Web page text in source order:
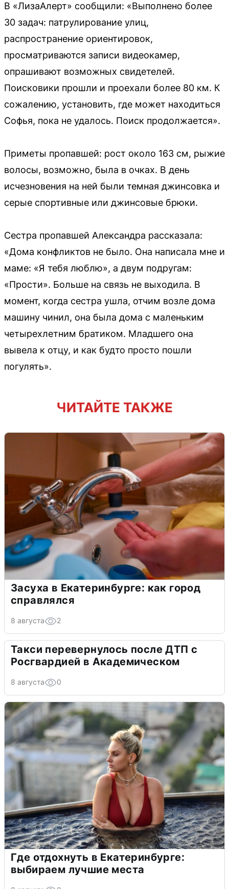
В «ЛизаАлерт» сообщили: «Выполнено более
30 задач: патрулирование улиц,
распространение ориентировок,
просматриваются записи видеокамер,
опрашивают возможных свидетелей.
Поисковики прошли и проехали более 80 км. К
сожалению, установить, где может находиться
Софья, пока не удалось. Поиск продолжается».
Приметы пропавшей: рост около 163 см, рыжие
волосы, возможно, была в очках. В день
исчезновения на ней были темная джинсовка и
серые спортивные или джинсовые брюки.
Сестра пропавшей Александра рассказала:
«Дома конфликтов не было. Она написала мне и
маме: «Я тебя люблю», а двум подругам:
«Прости». Больше на связь не выходила. В
момент, когда сестра ушла, отчим возле дома
машину чинил, она была дома с маленьким
четырехлетним братиком. Младшего она
вывела к отцу, и как будто просто пошли
погулять».
ЧИТАЙТЕ ТАКЖЕ
Засуха в Екатеринбурге: как город
справлялся
8 августа 2
Такси перевернулось после ДТП с
Росгвардией в Академическом
8 августа 0
Где отдохнуть в Екатеринбурге:
выбираем лучшие места